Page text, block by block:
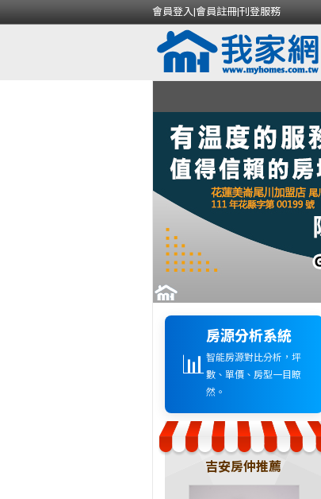
會員登入|會員註冊|刊登服務
📊
房源分析系統
智能房源對比分析，坪
數、單價、房型一目瞭
然。
吉安房仲推薦